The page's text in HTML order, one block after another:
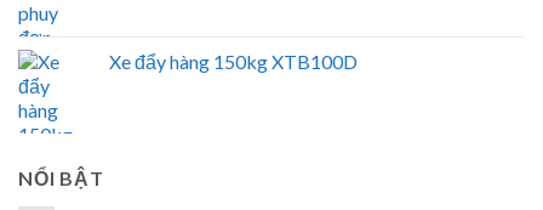
Xe đẩy hàng 150kg XTB100D
NỔI BẬT